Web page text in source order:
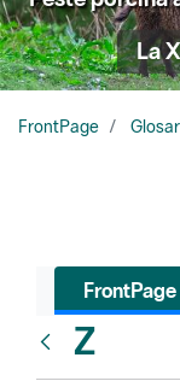
La
FrontPage
FrontPage
Z